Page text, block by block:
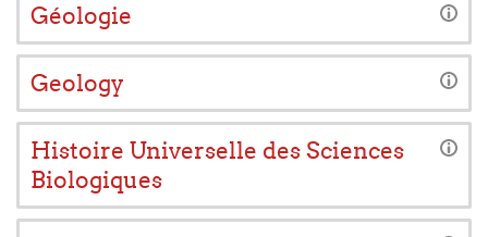
Géologie
Geology
Histoire Universelle des Sciences
Biologiques